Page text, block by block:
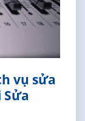
vụ sửa